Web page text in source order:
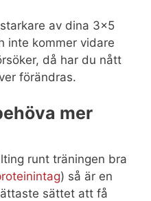
av dina 3×5
inte kommer vidare
då har du nått
förändras.
mer
runt träningen bra
) så är en
sättet att få